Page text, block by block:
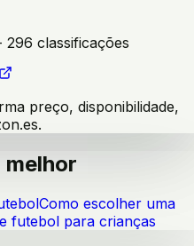
296 classificações
preço, disponibilidade,
melhor
Como escolher uma
futebol para crianças